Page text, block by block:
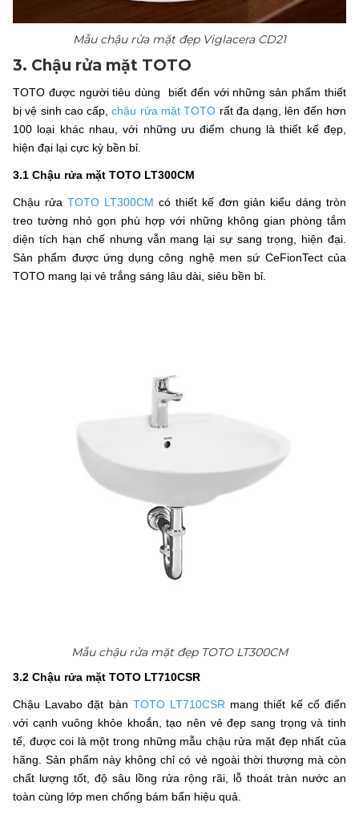
Mẫu chậu rửa mặt đẹp Viglacera CD21
3. Chậu rửa mặt TOTO
TOTO được người tiêu dùng biết đến với những sản phẩm thiết
bị vệ sinh cao cấp,chậu rửa mặt TOTO rất đa dạng, lên đến hơn
100 loại khác nhau, với những ưu điểm chung là thiết kế đẹp,
hiện đại lại cực kỳ bền bỉ.
3.1 Chậu rửa mặt TOTO LT300CM
Chậu rửa TOTO LT300CM có thiết kế đơn giản kiểu dáng tròn
treo tường nhỏ gọn phù hợp với những không gian phòng tắm
diện tích hạn chế nhưng vẫn mang lại sự sang trọng, hiện đại.
Sản phẩm được ứng dụng công nghệ men sứ CeFionTect của
TOTO mang lại vẻ trắng sáng lâu dài, siêu bền bỉ.
Mẫu chậu rửa mặt đẹp TOTO LT300CM
3.2 Chậu rửa mặt TOTO LT710CSR
Chậu Lavabo đặt bàn TOTO LT710CSR mang thiết kế cổ điển
với cạnh vuông khỏe khoắn, tạo nên vẻ đẹp sang trọng và tinh
tế, được coi là một trong những mẫu chậu rửa mặt đẹp nhất của
hãng. Sản phẩm này không chỉ có vẻ ngoài thời thượng mà còn
chất lượng tốt, độ sâu lồng rửa rộng rãi, lỗ thoát tràn nước an
toàn cùng lớp men chống bám bẩn hiệu quả.